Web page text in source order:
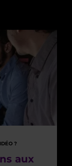
?
aux